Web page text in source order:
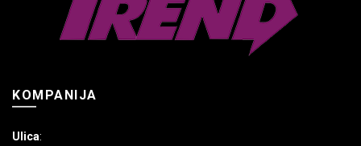
KOMPANIJA
Ulica: